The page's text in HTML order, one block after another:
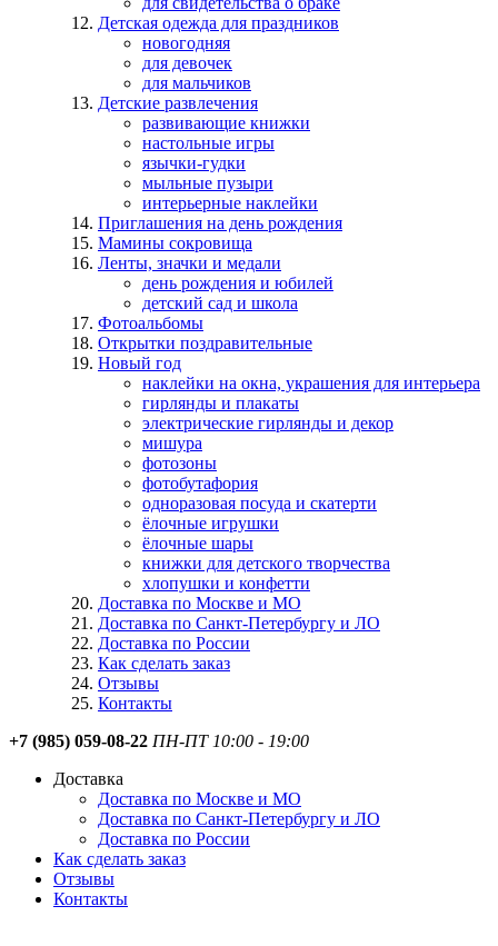
Детская одежда для праздников
новогодняя
для девочек
для мальчиков
Детские развлечения
развивающие книжки
настольные игры
язычки-гудки
мыльные пузыри
интерьерные наклейки
Приглашения на день рождения
Мамины сокровища
Ленты, значки и медали
день рождения и юбилей
детский сад и школа
Фотоальбомы
Открытки поздравительные
Новый год
наклейки на окна, украшения для интерьера
гирлянды и плакаты
электрические гирлянды и декор
мишура
фотозоны
фотобутафория
одноразовая посуда и скатерти
ёлочные игрушки
ёлочные шары
книжки для детского творчества
хлопушки и конфетти
Доставка по Москве и МО
Доставка по Санкт-Петербургу и ЛО
Доставка по России
Как сделать заказ
Отзывы
Контакты
+7 (985) 059-08-22 ПН-ПТ 10:00 - 19:00
Доставка
Доставка по Москве и МО
Доставка по Санкт-Петербургу и ЛО
Доставка по России
Как сделать заказ
Отзывы
Контакты